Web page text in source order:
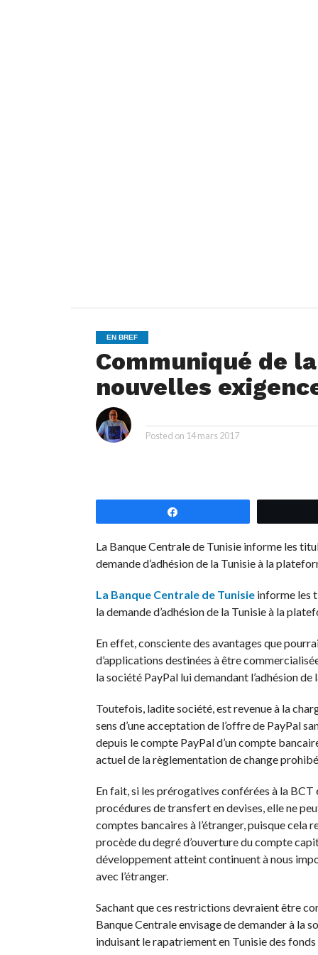
EN BREF
Communiqué de
nouvelles
Posted on 14 mars 2017
La Banque Centrale de Tunisie informe les
demande d’adhésion de la Tunisie à la
La Banque Centrale de Tunisieinforme les
la demande d’adhésion de la Tunisie à la
En effet, consciente des avantages que
d’applications destinées à être
la société PayPal lui demandant l’adhésion
Toutefois, ladite société, est revenue à la
sens d’une acceptation de l’offre de PayPal
depuis le compte PayPal d’un compte
actuel de la règlementation de change
En fait, si les prérogatives conférées à la
procédures de transfert en devises, elle ne
comptes bancaires à l’étranger, puisque cela
procède du degré d’ouverture du compte
développement atteint continuent à nous
avec l’étranger.
Sachant que ces restrictions devraient être
Banque Centrale envisage de demander à la
induisant le rapatriement en Tunisie des